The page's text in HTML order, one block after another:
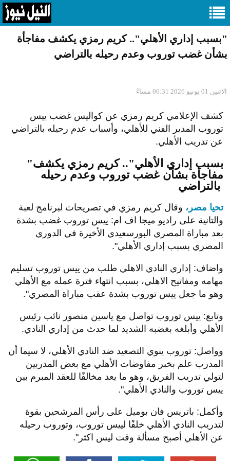
"بسبب إداري الأهلي".. كريم رمزي يكشف مفاجأة
بشأن غضب توروب وعدم رحيله بالتراضي
الاثنين 01 يونيو 2026 06:31 مساءً
كشف الإعلامي كريم رمزي عن كواليس غضب ييس
توروب المدير الفني للأهلي، وأسباب عدم رحيله بالتراضي
عن تدريب الأهلي.
"بسبب إداري الأهلي".. كريم رمزي يكشف
مفاجأة بشأن غضب توروب وعدم رحيله
تحيا مصر، وقال كريم رمزي في تصريحات لبرنامج لعبة
والتانية على راديو ميجا اف ام: ييس توروب غضب بشدة
بعد مباراة المصري البورسعيدي الأخيرة في الدوري
المصري بسبب إداري الأهلي".
واضاف: إداري النادي الاهلي طلب من ييس توروب تسليم
مهامه ومفاتيح الاهلي، بسبب انتهاء فترة عمله مع الأهلي
وهو ما جعل ييس توروب بشدة عقب مباراة المصري".
وتابع: ييس توروب تواصل مع ياسين منصور نائب رئيس
الأهلي وأبلغه بغضبه الشديد لما حدث من إداري النادي.
وواصل: توروب ينوي التصعيد ضد النادي الأهلي، لا سيما أن
المدرب علم بخبر مفاوضات الأهلي مع بعض المدربين
لتولي تدريب الفريق، وهو ما يعد مخالفًا للعقد المبرم بين
ييس توروب والنادي الأهلي".
وأكمل: باتريس فان بوميل على رأس المرشحين بقوة
لتدريب النادي الأهلي خلفًا لييس توروب، وتوروب رحيله
عن الأهلي أصبح مسألة وقت ليس اكثر".